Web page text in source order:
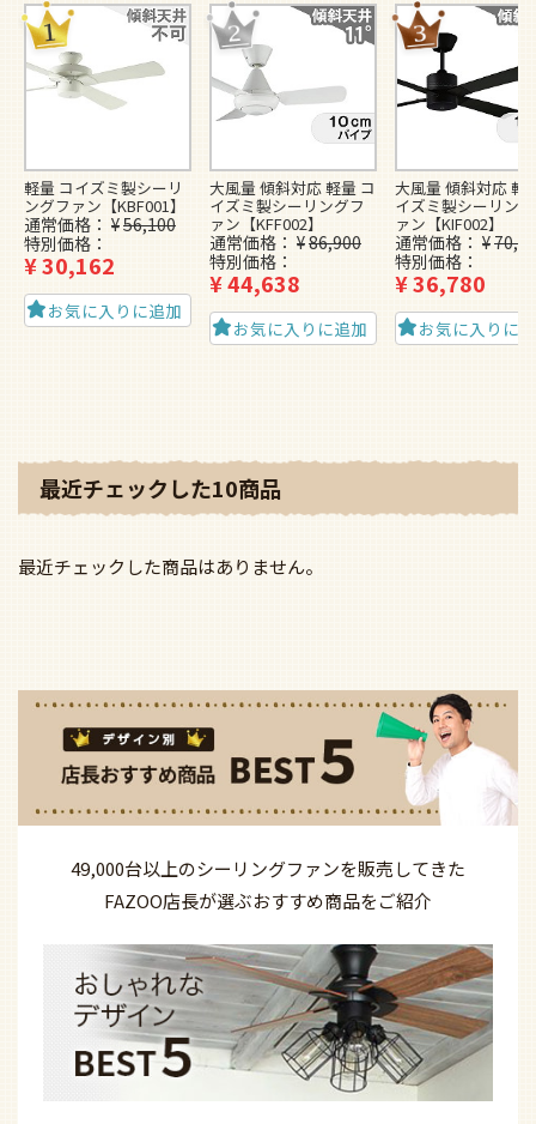
軽量 コイズミ製シーリ
ングファン【KBF001】
通常価格 ¥56,100
特別価格
¥30,162
お気に入りに追加
大風量 傾斜対応 軽量 コ
イズミ製シーリングフ
ァン【KFF002】
通常価格 ¥86,900
特別価格
¥44,638
お気に入りに追加
大風量 傾斜対応 軽
イズミ製シーリン
ァン【KIF002】
通常価格 ¥
特別価格
¥36,780
お気に入りに
最近チェックした10商品
最近チェックした商品はありません。
49,000台以上のシーリングファンを販売してきた
FAZOO店長が選ぶおすすめ商品をご紹介